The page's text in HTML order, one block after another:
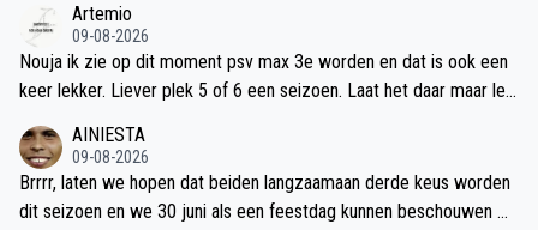
Artemio
09-08-2026
Nouja ik zie op dit moment psv max 3e worden en dat is ook een
keer lekker. Liever plek 5 of 6 een seizoen. Laat het daar maar lek
AINIESTA
09-08-2026
Brrrr, laten we hopen dat beiden langzaamaan derde keus worden
dit seizoen en we 30 juni als een feestdag kunnen beschouwen wa